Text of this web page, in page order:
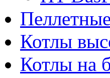
Котлы
Котлы на